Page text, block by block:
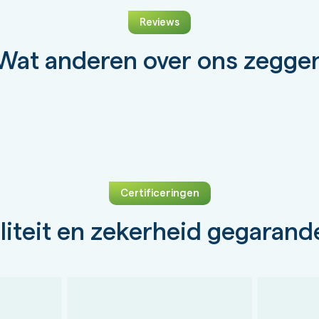
Reviews
anderen over ons
Certificeringen
en zekerheid